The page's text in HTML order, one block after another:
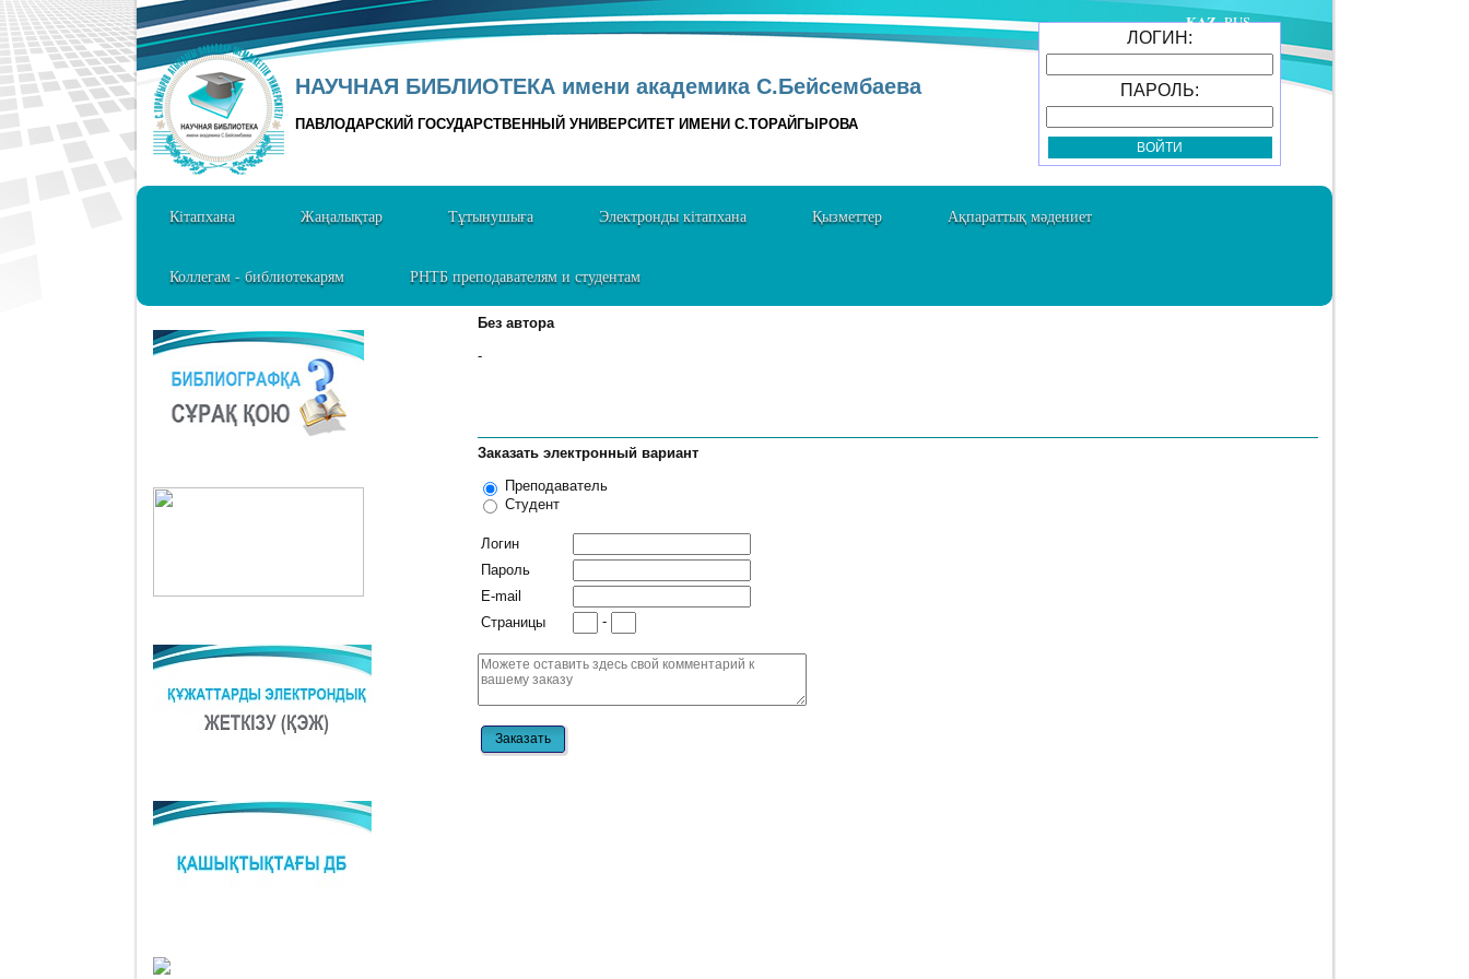
НАУЧНАЯ БИБЛИОТЕКА имени академика С.Бейсембаева
ПАВЛОДАРСКИЙ ГОСУДАРСТВЕННЫЙ УНИВЕРСИТЕТ ИМЕНИ С.ТОРАЙГЫРОВА
ЛОГИН:
ПАРОЛЬ:
KAZ RUS
Кітапхана Жаңалықтар Тұтынушыға Электронды кітапхана Қызметтер Ақпараттық мәдениет
Коллегам - библиотекарям РНТБ преподавателям и студентам
Без автора
-
Заказать электронный вариант
Преподаватель
Студент
Логин
Пароль
E-mail
Страницы
-